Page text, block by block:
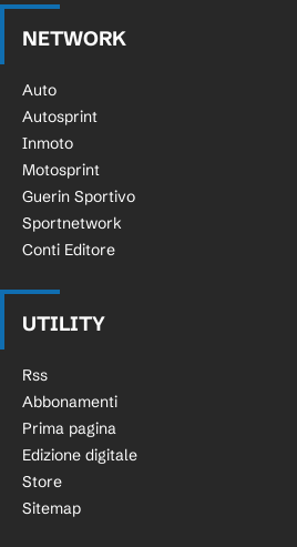
NETWORK
Auto
Autosprint
Inmoto
Motosprint
Guerin Sportivo
Sportnetwork
Conti Editore
UTILITY
Rss
Abbonamenti
Prima pagina
Edizione digitale
Store
Sitemap